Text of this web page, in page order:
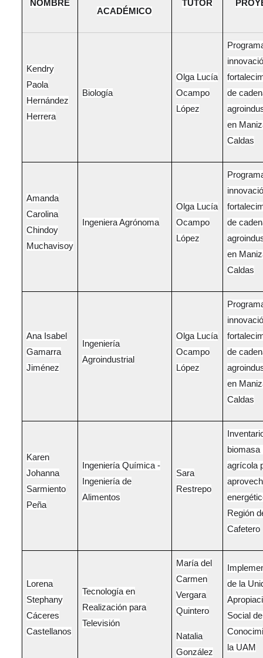
NOMBRE
ACADÉMICO
TUTOR
Kendry
Paola
Hernández
Herrera
Biología
Olga Lucía
Ocampo
López
de
en
Caldas
Amanda
Carolina
Chindoy
Muchavisoy
Ingeniera Agrónoma
Olga Lucía
Ocampo
López
de
en
Caldas
Ana Isabel
Gamarra
Jiménez
Ingeniería
Agroindustrial
Olga Lucía
Ocampo
López
de
en
Caldas
Karen
Johanna
Sarmiento
Peña
Ingeniería Química -
Ingeniería de
Alimentos
Sara
Restrepo
biomasa
agrícola
Región
Cafetero
Lorena
Stephany
Cáceres
Castellanos
Tecnología en
Realización para
Televisión
María del
Carmen
Vergara
Quintero
Natalia
González
de la
Social
la UAM